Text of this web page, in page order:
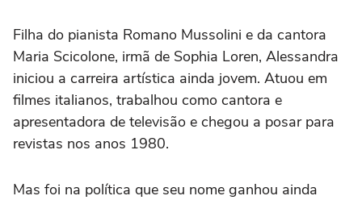
Filha do pianista Romano Mussolini e da cantora
Maria Scicolone, irmã de Sophia Loren, Alessandra
iniciou a carreira artística ainda jovem. Atuou em
filmes italianos, trabalhou como cantora e
apresentadora de televisão e chegou a posar para
revistas nos anos 1980.
Mas foi na política que seu nome ganhou ainda